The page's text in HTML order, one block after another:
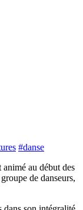
#danse
au début des
de danseurs,